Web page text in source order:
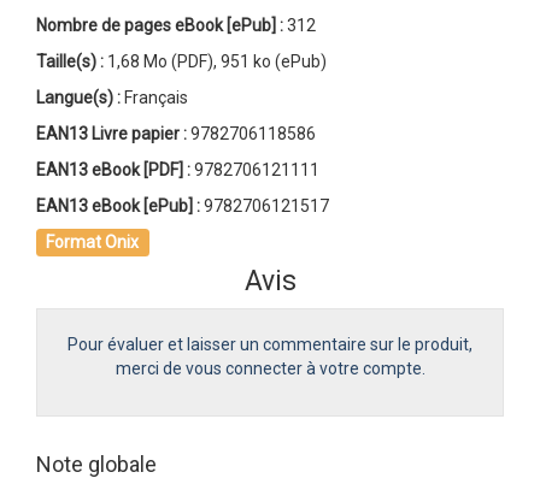
Nombre de pageseBook [ePub] :312
Taille(s) : 1,68 Mo (PDF), 951 ko (ePub)
Langue(s) : Français
EAN13 Livre papier :9782706118586
EAN13 eBook [PDF] :9782706121111
EAN13 eBook [ePub] :9782706121517
Format Onix
Avis
Pour évaluer et laisser un commentaire sur le produit,
merci de vous connecter à votre compte.
Note globale